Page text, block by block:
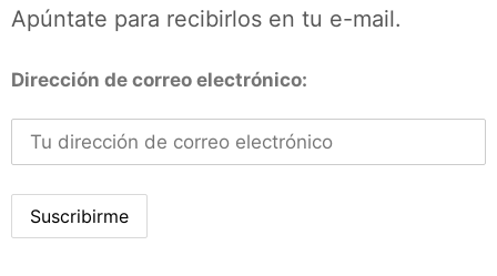
Apúntate para recibirlos en tu e-mail.
Dirección de correo electrónico: